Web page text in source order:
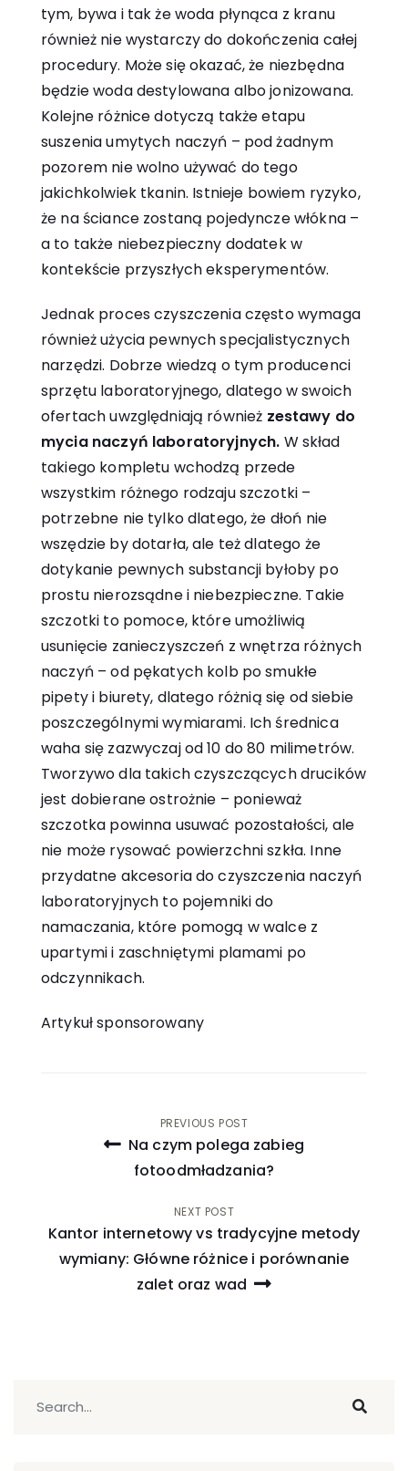
tym, bywa i tak że woda płynąca z kranu
również nie wystarczy do dokończenia całej
procedury. Może się okazać, że niezbędna
będzie woda destylowana albo jonizowana.
Kolejne różnice dotyczą także etapu
suszenia umytych naczyń – pod żadnym
pozorem nie wolno używać do tego
jakichkolwiek tkanin. Istnieje bowiem ryzyko,
że na ściance zostaną pojedyncze włókna –
a to także niebezpieczny dodatek w
kontekście przyszłych eksperymentów.
Jednak proces czyszczenia często wymaga
również użycia pewnych specjalistycznych
narzędzi. Dobrze wiedzą o tym producenci
sprzętu laboratoryjnego, dlatego w swoich
ofertach uwzględniają również zestawy do
mycia naczyń laboratoryjnych. W skład
takiego kompletu wchodzą przede
wszystkim różnego rodzaju szczotki –
potrzebne nie tylko dlatego, że dłoń nie
wszędzie by dotarła, ale też dlatego że
dotykanie pewnych substancji byłoby po
prostu nierozsądne i niebezpieczne. Takie
szczotki to pomoce, które umożliwią
usunięcie zanieczyszczeń z wnętrza różnych
naczyń – od pękatych kolb po smukłe
pipety i biurety, dlatego różnią się od siebie
poszczególnymi wymiarami. Ich średnica
waha się zazwyczaj od 10 do 80 milimetrów.
Tworzywo dla takich czyszczących drucików
jest dobierane ostrożnie – ponieważ
szczotka powinna usuwać pozostałości, ale
nie może rysować powierzchni szkła. Inne
przydatne akcesoria do czyszczenia naczyń
laboratoryjnych to pojemniki do
namaczania, które pomogą w walce z
upartymi i zaschniętymi plamami po
odczynnikach.
Artykuł sponsorowany
NawigacjaPREVIOUS POST
Na czym polega zabieg
fotoodmładzania?
NEXT POST
Kantor internetowy vs tradycyjne metody
wymiany: Główne różnice i porównanie
zalet oraz wad